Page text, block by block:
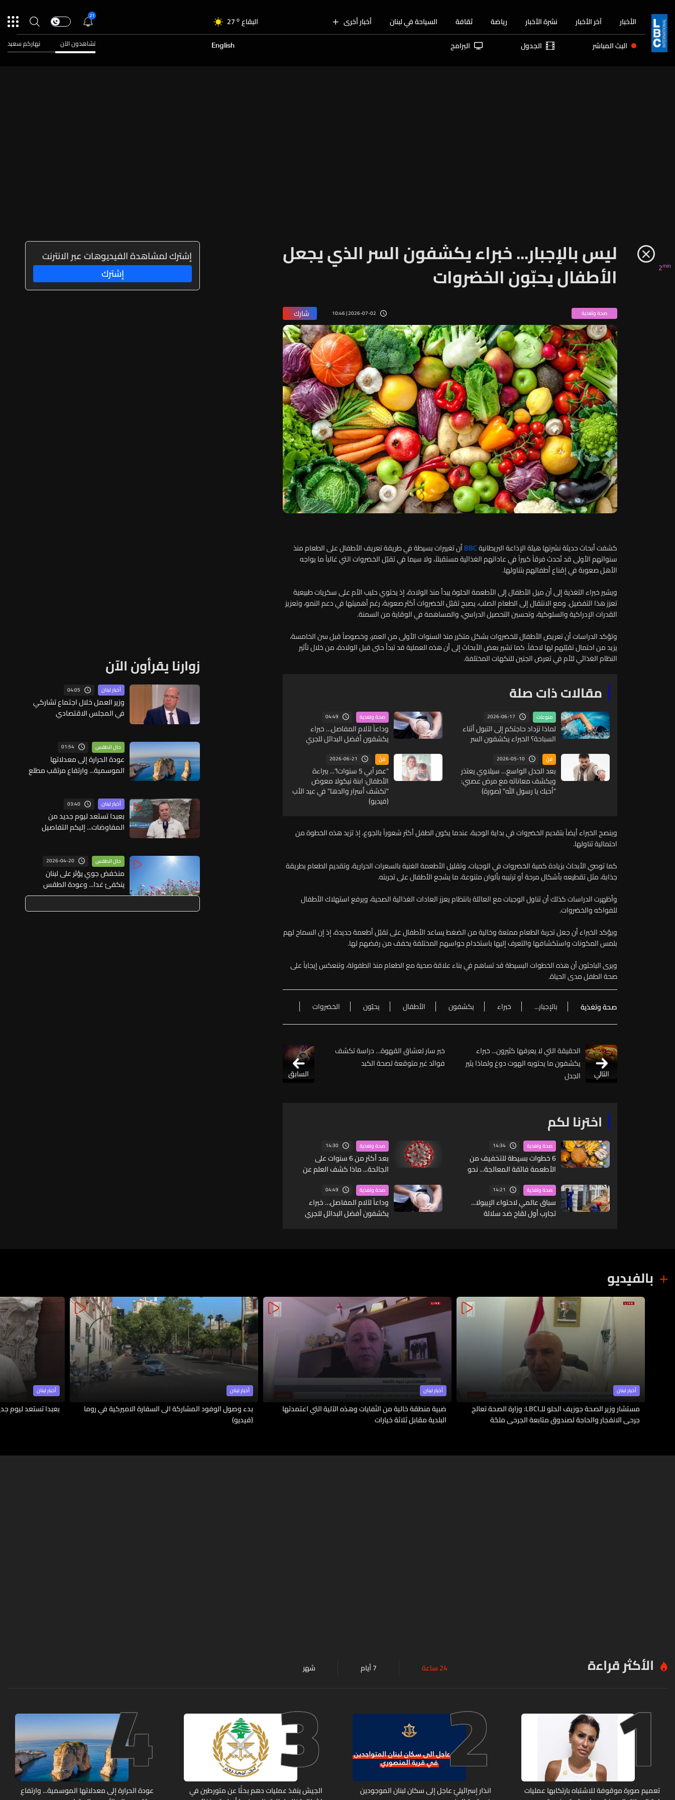
الأخبار آخر الأخبار نشرة الأخبار رياضة ثقافة السياحة في لبنان أخبار أخرى البقاع 27 o
الجنوب 28o
29
21
البث المباشر الجدول البرامج English تشاهدون الآن نهاركم سعيد
2min ليس بالإجبار... خبراء يكشفون السر الذي يجعل
الأطفال يحبّون الخضروات
صحة وتغذية 2026-07-02 | 10:46 شارك
كشفت أبحاث حديثة نشرتها هيئة الإذاعة البريطانيةBBCأن تغييرات بسيطة في طريقة تعريف الأطفال على الطعام منذ
سنواتهم الأولى قد تُحدث فرقاً كبيراً في عاداتهم الغذائية مستقبلاً، ولا سيما في تقبّل الخضروات التي غالباً ما يواجه
الأهل صعوبة في إقناع أطفالهم بتناولها.
ويشير خبراء التغذية إلى أن ميل الأطفال إلى الأطعمة الحلوة يبدأ منذ الولادة، إذ يحتوي حليب الأم على سكريات طبيعية
تعزز هذا التفضيل. ومع الانتقال إلى الطعام الصلب، يصبح تقبّل الخضروات أكثر صعوبة، رغم أهميتها في دعم النمو، وتعزيز
القدرات الإدراكية والسلوكية، وتحسين التحصيل الدراسي، والمساهمة في الوقاية من السمنة.
وتؤكد الدراسات أن تعريض الأطفال للخضروات بشكل متكرر منذ السنوات الأولى من العمر، وخصوصاً قبل سن الخامسة،
يزيد من احتمال تقبّلهم لها لاحقاً. كما تشير بعض الأبحاث إلى أن هذه العملية قد تبدأ حتى قبل الولادة، من خلال تأثير
النظام الغذائي للأم في تعرض الجنين للنكهات المختلفة.
مقالات ذات صلة
منوعات 2026-06-17
لماذا تزداد حاجتكم إلى التبول أثناء
السباحة؟ الخبراء يكشفون السر
صحة وتغذية 04:49
وداعاً لآلام المفاصل… خبراء
يكشفون أفضل البدائل للجري
فنّ 2026-05-10
بعد الجدل الواسع… سيلاوي يعتذر
ويكشف معاناته مع مرض عصبي:
"أحبك يا رسول الله" (صورة)
فنّ 2026-06-21
"عمر أبي 5 سنوات!"... ببراءة
الأطفال: ابنة نيكولا معوض
"تكشف أسرار والدها" في عيد الأب
(فيديو)
وينصح الخبراء أيضاً بتقديم الخضروات في بداية الوجبة، عندما يكون الطفل أكثر شعوراً بالجوع، إذ تزيد هذه الخطوة من
احتمالية تناولها.
كما توصي الأبحاث بزيادة كمية الخضروات في الوجبات، وتقليل الأطعمة الغنية بالسعرات الحرارية، وتقديم الطعام بطريقة
جذابة، مثل تقطيعه بأشكال مرحة أو ترتيبه بألوان متنوعة، ما يشجع الأطفال على تجربته.
وأظهرت الدراسات كذلك أن تناول الوجبات مع العائلة بانتظام يعزز العادات الغذائية الصحية، ويرفع استهلاك الأطفال
للفواكه والخضروات.
ويؤكد الخبراء أن جعل تجربة الطعام ممتعة وخالية من الضغط يساعد الأطفال على تقبّل أطعمة جديدة، إذ إن السماح لهم
بلمس المكونات واستكشافها والتعرف إليها باستخدام حواسهم المختلفة يخفف من رفضهم لها.
ويرى الباحثون أن هذه الخطوات البسيطة قد تساهم في بناء علاقة صحية مع الطعام منذ الطفولة، وتنعكس إيجاباً على
صحة الطفل مدى الحياة.
صحة وتغذية بالإجبار... خبراء يكشفون الأطفال يحبّون الخضروات
التالي
الحقيقة التي لا يعرفها كثيرون... خبراء
يكشفون ما يحتويه الهوت دوغ ولماذا يثير
الجدل
خبر سار لعشاق القهوة… دراسة تكشف
فوائد غير متوقعة لصحة الكبد
السابق
اخترنا لكم
صحة وتغذية 14:34
6 خطوات بسيطة للتخفيف من
الأطعمة فائقة المعالجة... نحو
صحة وتغذية 14:30
بعد أكثر من 6 سنوات على
الجائحة... ماذا كشف العلم عن
صحة وتغذية 14:21
سباق عالمي لاحتواء الإيبولا...
تجارب أول لقاح ضد سلالة
صحة وتغذية 04:49
وداعاً لآلام المفاصل… خبراء
يكشفون أفضل البدائل للجري
إشترك لمشاهدة الفيديوهات عبر الانترنت
إشترك
زوارنا يقرأون الآن
أخبار لبنان 04:05
وزير العمل خلال اجتماع تشاركي
في المجلس الاقتصادي
الاجتماعية
حال الطقس 01:54
عودة الحرارة إلى معدلاتها
الموسمية... وارتفاع مرتقب مطلع
أخبار لبنان 03:40
بعبدا تستعد ليوم جديد من
المفاوضات... إليكم التفاصيل
حال الطقس 2026-04-20
منخفض جوي يؤثر على لبنان
ينكفئ غدا... وعودة الطقس
الربيعي
بالفيديو
أخبار لبنان
مستشار وزير الصحة جوزيف الحلو للـLBCI: وزارة الصحة تعالج
جرحى الانفجار والحاجة لصندوق متابعة الجرحى ملحّة
أخبار لبنان
ضبية منطقة خالية من النُفايات وهذه الآلية التي اعتمدتها
البلدية مقابل ثلاثة خيارات
أخبار لبنان
بدء وصول الوفود المشاركة الى السفارة الاميركية في روما
(فيديو)
أخبار لبنان
بعبدا تستعد ليوم
الأكثر قراءة 24 ساعة 7 أيام شهر 1
تعميم صورة موقوفة للاشتباه بارتكابها عمليات
2
انذار إسرائيليّ عاجل إلى سكان لبنان الموجودين
3
الجيش ينفذ عمليات دهم بحثًا عن متورطين في
4
عودة الحرارة إلى معدلاتها الموسمية... وارتفاع